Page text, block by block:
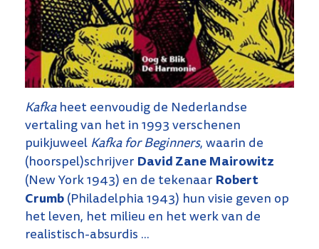
Kafkaheet eenvoudig de Nederlandse
vertaling van het in 1993 verschenen
puikjuweel Kafka for Beginners, waarin de
(hoorspel)schrijver David Zane Mairowitz
(New York 1943) en de tekenaar Robert
Crumb (Philadelphia 1943) hun visie geven op
het leven, het milieu en het werk van de
realistisch-absurdis ...